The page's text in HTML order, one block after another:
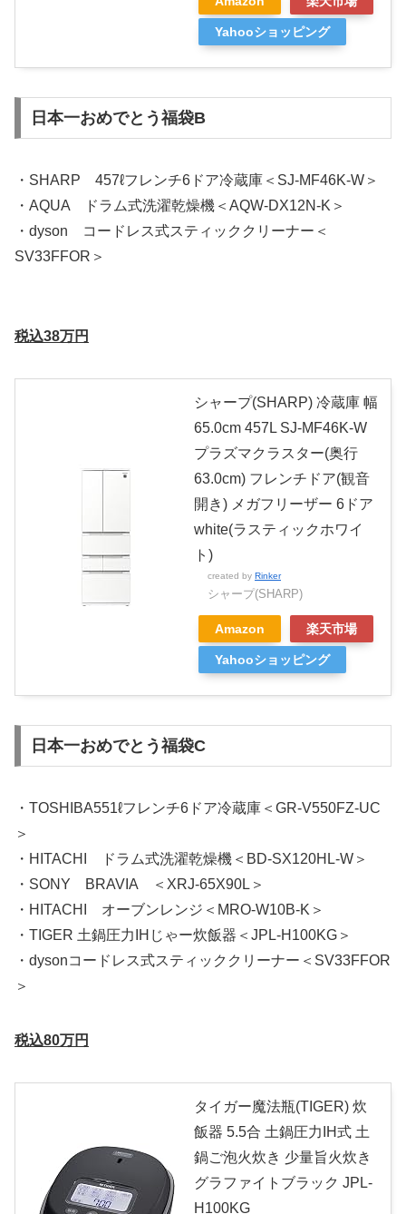
Yahooショッピング
日本一おめでとう福袋B
・SHARP 457ℓフレンチ6ドア冷蔵庫＜SJ-MF46K-W＞
・AQUA ドラム式洗濯乾燥機＜AQW-DX12N-K＞
・dyson コードレス式スティッククリーナー＜
SV33FFOR＞
税込38万円
シャープ(SHARP) 冷蔵庫 幅
65.0cm 457L SJ-MF46K-W
プラズマクラスター(奥行
63.0cm) フレンチドア(観音
開き) メガフリーザー 6ドア
white(ラスティックホワイ
ト)
created by Rinker
シャープ(SHARP)
Amazon 楽天市場
Yahooショッピング
日本一おめでとう福袋C
・TOSHIBA551ℓフレンチ6ドア冷蔵庫＜GR-V550FZ-UC
＞
・HITACHI ドラム式洗濯乾燥機＜BD-SX120HL-W＞
・SONY BRAVIA ＜XRJ-65X90L＞
・HITACHI オーブンレンジ＜MRO-W10B-K＞
・TIGER 土鍋圧力IHじゃー炊飯器＜JPL-H100KG＞
・dysonコードレス式スティッククリーナー＜SV33FFOR
＞
税込80万円
タイガー魔法瓶(TIGER) 炊
飯器 5.5合 土鍋圧力IH式 土
鍋ご泡火炊き 少量旨火炊き
グラファイトブラック JPL-
H100KG